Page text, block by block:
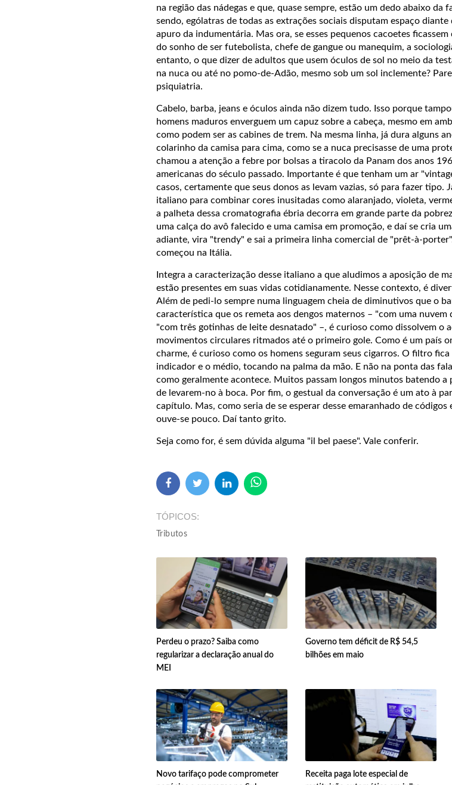
na região das nádegas e que, quase sempre, estão um dedo abaixo da
sendo, ególatras de todas as extrações sociais disputam espaço
apuro da indumentária. Mas ora, se esses pequenos cacoetes
do sonho de ser futebolista, chefe de gangue ou manequim, a
entanto, o que dizer de adultos que usem óculos de sol no meio da
na nuca ou até no pomo-de-Adão, mesmo sob um sol inclemente?
psiquiatria.
Cabelo, barba, jeans e óculos ainda não dizem tudo. Isso porque
homens maduros enverguem um capuz sobre a cabeça, mesmo em
como podem ser as cabines de trem. Na mesma linha, já dura alguns
colarinho da camisa para cima, como se a nuca precisasse de uma
chamou a atenção a febre por bolsas a tiracolo da Panam dos anos
americanas do século passado. Importante é que tenham um ar
casos, certamente que seus donos as levam vazias, só para fazer tipo.
italiano para combinar cores inusitadas como alaranjado, violeta,
a palheta dessa cromatografia ébria decorra em grande parte da
uma calça do avô falecido e uma camisa em promoção, e daí se cria
adiante, vira "trendy" e sai a primeira linha comercial de "prêt-à-
começou na Itália.
Integra a caracterização desse italiano a que aludimos a aposição de
estão presentes em suas vidas cotidianamente. Nesse contexto, é
Além de pedi-lo sempre numa linguagem cheia de diminutivos que o
característica que os remeta aos dengos maternos – "com uma
"com três gotinhas de leite desnatado" –, é curioso como dissolvem o
movimentos circulares ritmados até o primeiro gole. Como é um país
charme, é curioso como os homens seguram seus cigarros. O filtro
indicador e o médio, tocando na palma da mão. E não na ponta das
como geralmente acontece. Muitos passam longos minutos batendo a
de levarem-no à boca. Por fim, o gestual da conversação é um ato à
capítulo. Mas, como seria de se esperar desse emaranhado de
ouve-se pouco. Daí tanto grito.
Seja como for, é sem dúvida alguma "il bel paese". Vale conferir.
TÓPICOS
Tributos
Perdeu o prazo? Saiba como
regularizar a declaração anual do
MEI
Governo tem déficit de R$ 54,5
bilhões em maio
Novo tarifaço pode comprometer
Receita paga lote especial de